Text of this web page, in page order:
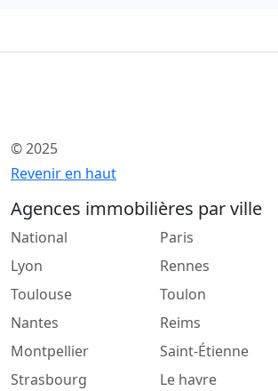
© 2025
Revenir en haut
Agences immobilières par ville
National
Lyon
Toulouse
Nantes
Montpellier
Strasbourg
Paris
Rennes
Toulon
Reims
Saint-Étienne
Le havre